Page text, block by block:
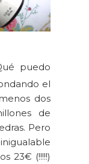
puedo
el
dos
de
Pero
23€ (!!!!!)